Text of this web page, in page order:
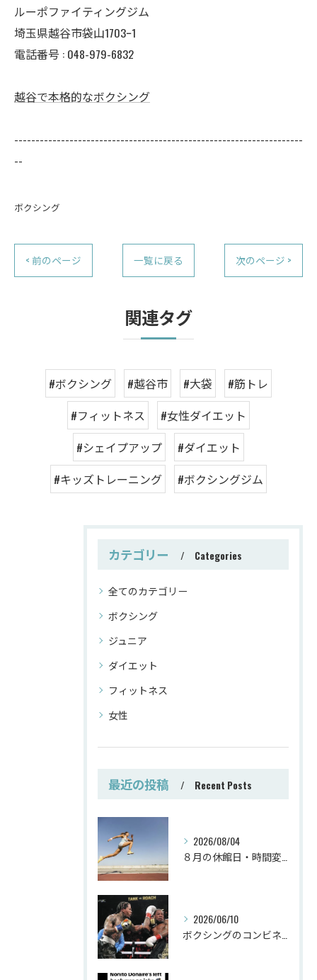
ルーポファイティングジム
埼玉県越谷市袋山1703ｰ1
電話番号 : 048-979-6832
越谷で本格的なボクシング
--------------------------------------------------------------------
--
ボクシング
< 前のページ 一覧に戻る 次のページ >
関連タグ
#ボクシング #越谷市 #大袋
#筋トレ
#フィットネス
#女性ダイエット
#シェイプアップ
#ダイエット
#キッズトレーニング
#ボクシングジム
カテゴリー Categories
全てのカテゴリー
ボクシング
ジュニア
ダイエット
フィットネス
女性
最近の投稿 Recent Posts
2026/08/04
2026/06/10